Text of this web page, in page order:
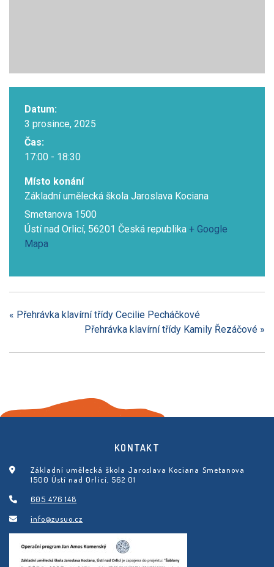
Datum:
3 prosince, 2025
Čas:
17:00 - 18:30
Místo konání
Základní umělecká škola Jaroslava Kociana
Smetanova 1500
Ústí nad Orlicí, 56201 Česká republika + Google
Mapa
« Přehrávka klavírní třídy Cecilie Pecháčkové
Přehrávka klavírní třídy Kamily Řezáčové »
KONTAKT
Základní umělecká škola Jaroslava Kociana Smetanova
1500 Ústí nad Orlicí, 562 01
605 476 148
info@zusuo.cz